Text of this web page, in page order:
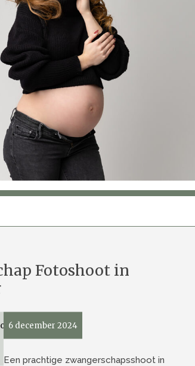
Fotoshoot in
6 december 2024
Een prachtige zwangerschapsshoot in